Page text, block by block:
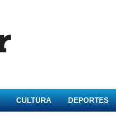
CULTURA DEPORTES